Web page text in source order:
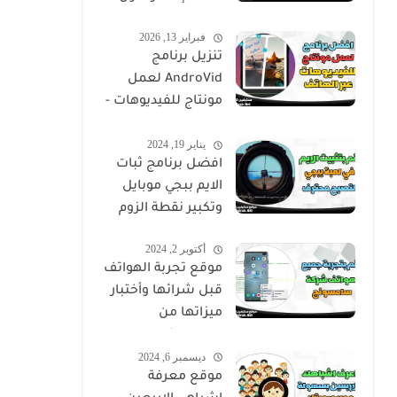
فبراير 13, 2026
تنزيل برنامج
AndroVid لعمل
مونتاج للفيديوهات -
يناير 19, 2024
افضل برنامج ثبات
الايم ببجي موبايل
وتكبير نقطة الزوم
أكتوبر 2, 2024
موقع تجربة الهواتف
قبل شرائها وأختبار
ميزاتها من
ديسمبر 6, 2024
موقع معرفة